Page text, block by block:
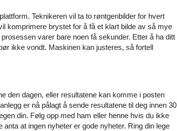
Teknikeren vil ta to røntgenbilder for hvert
komprimere brystet for å få et klart bilde av så mye
varer bare noen få sekunder. Etter å ha ditt
ikke vondt. Maskinen kan justeres, så fortell
den dagen, eller resultatene kan komme i posten
er nå pålagt å sende resultatene til deg innen 30
din. Følg opp med ham eller henne hvis du ikke
at ingen nyheter er gode nyheter. Ring din lege